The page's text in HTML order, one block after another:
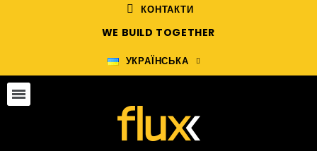
КОНТАКТИ
WE BUILD TOGETHER
УКРАЇНСЬКА